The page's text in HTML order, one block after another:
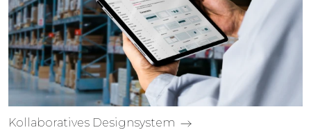
Kollabo­ratives Design­system